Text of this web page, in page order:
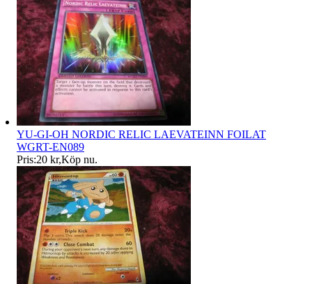
YU-GI-OH NORDIC RELIC LAEVATEINN FOILAT
WGRT-EN089
Pris:20 kr,Köp nu.